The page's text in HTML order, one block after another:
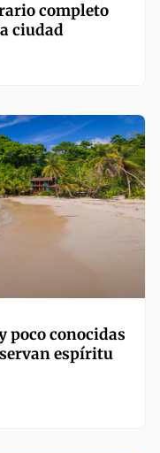
completo
ciudad
poco conocidas
espíritu